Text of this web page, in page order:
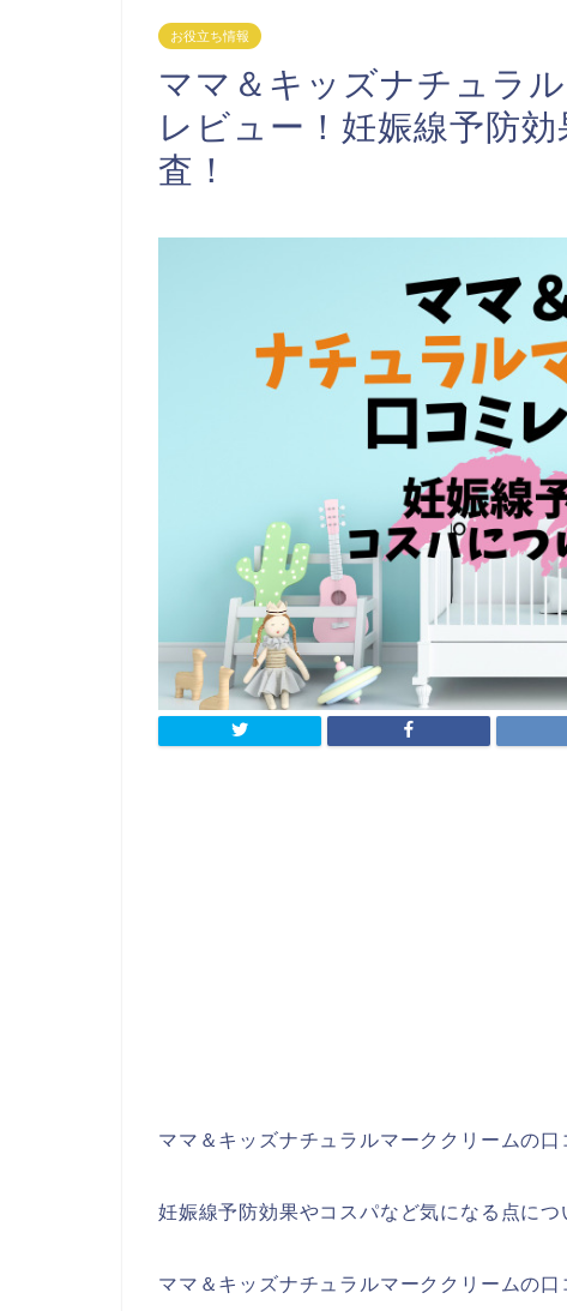
お役立ち情報
ママ＆キッズナチュラ
レビュー！妊娠線予防
査！
ママ＆キッズナチュラルマーククリームの
妊娠線予防効果やコスパなど気になる点に
ママ＆キッズナチュラルマーククリームの口